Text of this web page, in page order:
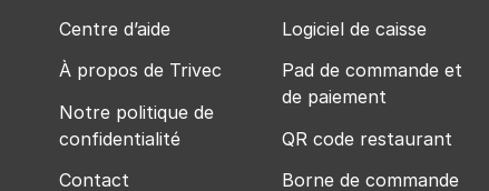
Centre d’aide
À propos de Trivec
Notre politique de
confidentialité
Contact
Logiciel de caisse
Pad de commande et
de paiement
QR code restaurant
Borne de commande